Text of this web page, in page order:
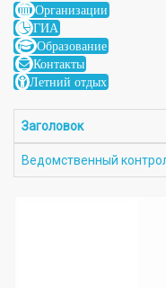
Организации
ГИА
Образование
Контакты
Летний отдых
Заголовок
Ведомственный